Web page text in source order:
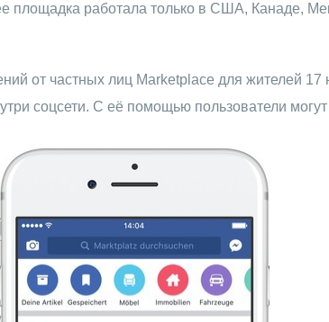
работала только в США, Канаде,
от частных лиц Marketplace для жителей 17
соцсети. С её помощью пользователи